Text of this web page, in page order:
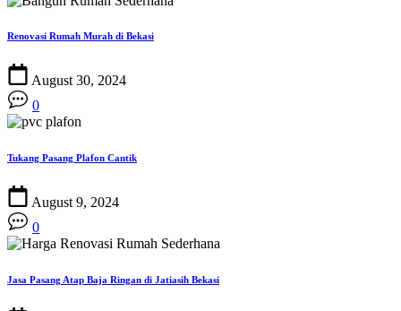
Renovasi Rumah Murah di Bekasi
August 30, 2024
0
Tukang Pasang Plafon Cantik
August 9, 2024
0
Jasa Pasang Atap Baja Ringan di Jatiasih Bekasi